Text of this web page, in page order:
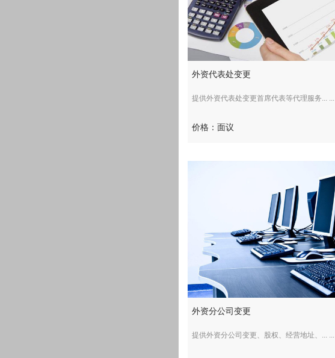
外资代表处变更
提供外资代表处变更首席代表等代理服务... ...
价格：面议
外资分公司变更
提供外资分公司变更、股权、经营地址、... ...